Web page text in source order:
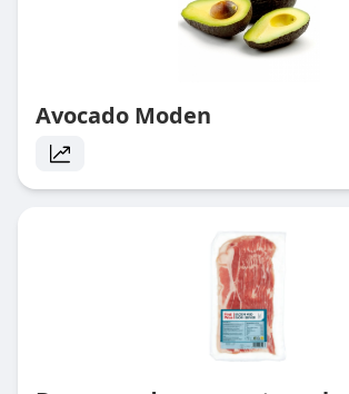
Avocado Moden